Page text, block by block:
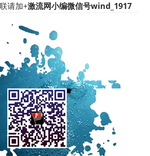
请加+激流网小编微信号wind_1917